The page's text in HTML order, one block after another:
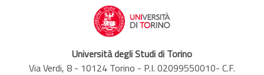
Università degli Studi di Torino
Via Verdi, 8 - 10124 Torino - P.I. 02099550010- C.F.